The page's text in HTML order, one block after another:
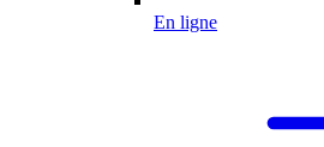
En ligne